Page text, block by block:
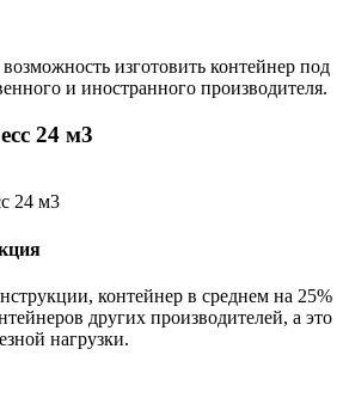
изготовить контейнер под
и иностранного производителя.
24 м3
контейнер в среднем на 25%
других производителей, а это
нагрузки.